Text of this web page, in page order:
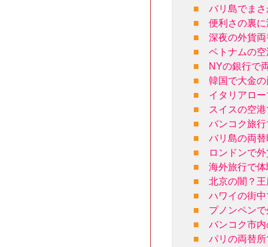
■
バリ島でま
■
便利さの裏
■
深夜の外貨
■
ベトナムの
■
NYの銀行で
■
韓国で大金
■
イタリアロ
■
スイスの空
■
バンコク旅
■
バリ島の両
■
ロンドンで
■
海外旅行で
■
北京の闇？
■
ハワイの街
■
プノンペン
■
バンコク市
■
パリの両替